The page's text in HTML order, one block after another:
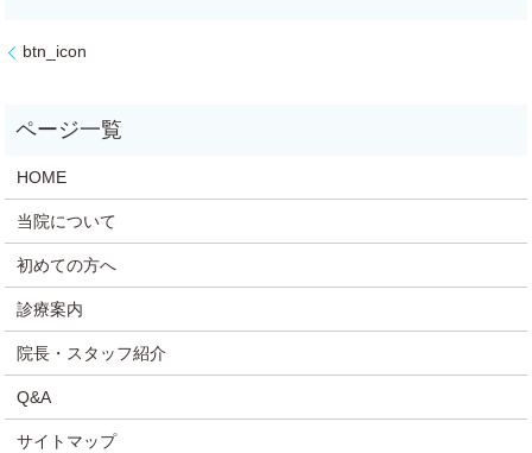
btn_icon
HOME
当院について
初めての方へ
診療案内
院長・スタッフ紹介
Q&A
サイトマップ